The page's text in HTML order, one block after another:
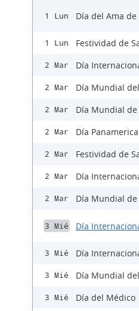
1 Lun Día del Ama de
1 Lun Festividad de
2 Mar Día
2 Mar Día Mundial
2 Mar Día Mundial
2 Mar Día
2 Mar Festividad de
2 Mar Día
2 Mar Día Mundial
3 Mié Día
3 Mié Día
3 Mié Día Mundial
3 Mié Día del Médico